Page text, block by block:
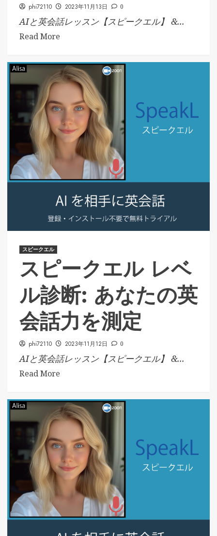
phi72110 2023年11月13日 0
AIと英会話レッスン【スピークエル】 &...
Read More
スピークエル
スピークエル レベ
ル診断: あなたの英
会話力を測定
phi72110 2023年11月12日 0
AIと英会話レッスン【スピークエル】 &...
Read More